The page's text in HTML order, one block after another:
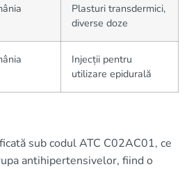
Plasturi transdermici,
diverse doze
Injecții pentru
utilizare epidurală
sub codul ATC C02AC01, ce
antihipertensivelor, fiind o